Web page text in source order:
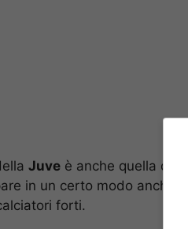
Juve è anche quella di
in un certo modo anche
forti.